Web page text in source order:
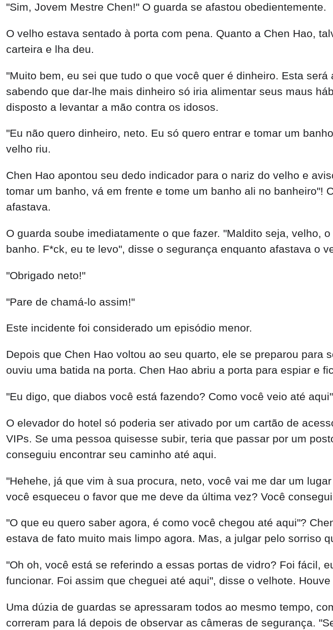
"Sim, Jovem Mestre Chen!" O guarda se afastou obedientemente.
O velho estava sentado à porta com pena. Quanto a Chen Hao,
carteira e lha deu.
"Muito bem, eu sei que tudo o que você quer é dinheiro. Esta
sabendo que dar-lhe mais dinheiro só iria alimentar seus maus
disposto a levantar a mão contra os idosos.
"Eu não quero dinheiro, neto. Eu só quero entrar e tomar um
velho riu.
Chen Hao apontou seu dedo indicador para o nariz do velho e
tomar um banho, vá em frente e tome um banho ali no banheiro"!
afastava.
O guarda soube imediatamente o que fazer. "Maldito seja, velho,
banho. F*ck, eu te levo", disse o segurança enquanto afastava o
"Obrigado neto!"
"Pare de chamá-lo assim!"
Este incidente foi considerado um episódio menor.
Depois que Chen Hao voltou ao seu quarto, ele se preparou
ouviu uma batida na porta. Chen Hao abriu a porta para espiar e
"Eu digo, que diabos você está fazendo? Como você veio até
O elevador do hotel só poderia ser ativado por um cartão de
VIPs. Se uma pessoa quisesse subir, teria que passar por um
conseguiu encontrar seu caminho até aqui.
"Hehehe, já que vim à sua procura, neto, você vai me dar um
você esqueceu o favor que me deve da última vez? Você
"O que eu quero saber agora, é como você chegou até aqui"?
estava de fato muito mais limpo agora. Mas, a julgar pelo sorriso
"Oh oh, você está se referindo a essas portas de vidro? Foi fácil,
funcionar. Foi assim que cheguei até aqui", disse o velhote.